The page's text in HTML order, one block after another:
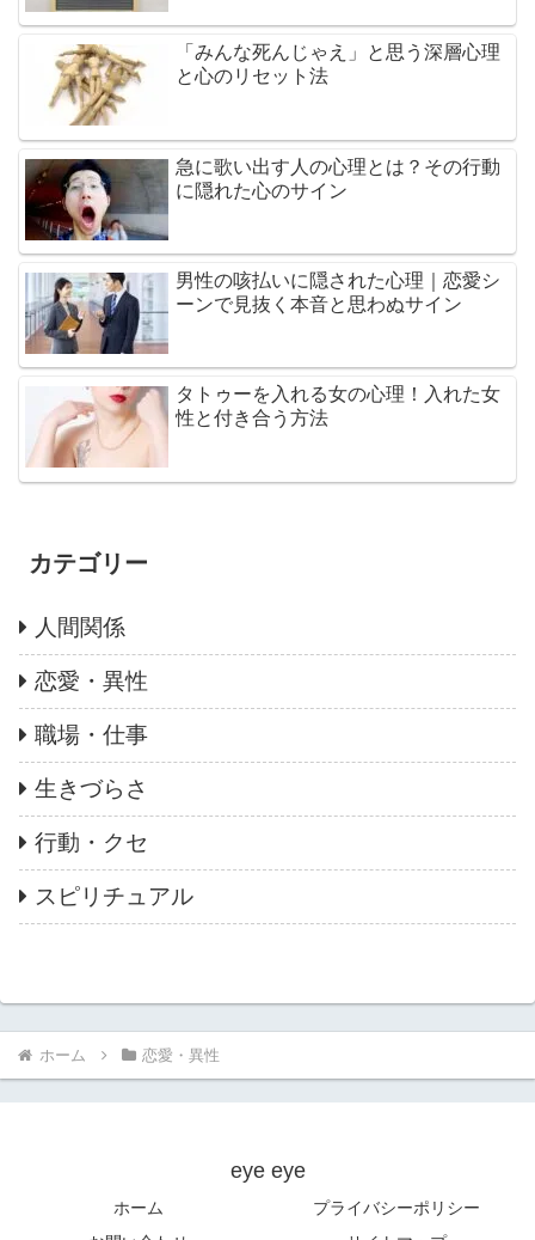
「みんな死んじゃえ」と思う深層心理
と心のリセット法
急に歌い出す人の心理とは？その行動
に隠れた心のサイン
男性の咳払いに隠された心理｜恋愛シ
ーンで見抜く本音と思わぬサイン
タトゥーを入れる女の心理！入れた女
性と付き合う方法
カテゴリー
人間関係
恋愛・異性
職場・仕事
生きづらさ
行動・クセ
スピリチュアル
ホーム 恋愛・異性
eye eye
ホーム
プライバシーポリシー